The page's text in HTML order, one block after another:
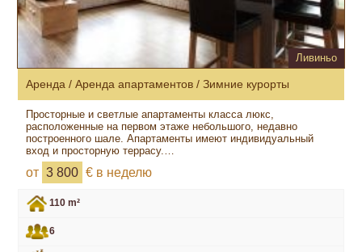
Ливиньо
Аренда / Аренда апартаментов / Зимние курорты
Просторные и светлые апартаменты класса люкс,
расположенные на первом этаже небольшого, недавно
построенного шале. Апартаменты имеют индивидуальный
вход и просторную террасу.…
от 3 800 € в неделю
110 m²
6